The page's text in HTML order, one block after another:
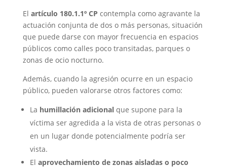
El artículo 180.1.1º CP contempla como agravante la
actuación conjunta de dos o más personas, situación
que puede darse con mayor frecuencia en espacios
públicos como calles poco transitadas, parques o
zonas de ocio nocturno.
Además, cuando la agresión ocurre en un espacio
público, pueden valorarse otros factores como:
La humillación adicionalque supone para la
víctima ser agredida a la vista de otras personas o
en un lugar donde potencialmente podría ser
vista.
El aprovechamiento de zonas aisladas o poco